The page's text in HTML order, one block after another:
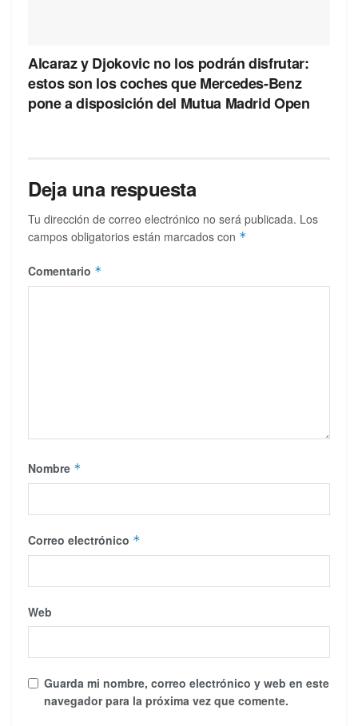
Alcaraz y Djokovic no los podrán disfrutar:
estos son los coches que Mercedes-Benz
pone a disposición del Mutua Madrid Open
Deja una respuesta
Tu dirección de correo electrónico no será publicada. Los
campos obligatorios están marcados con *
Comentario *
Nombre *
Correo electrónico *
Web
Guarda mi nombre, correo electrónico y web en este
navegador para la próxima vez que comente.